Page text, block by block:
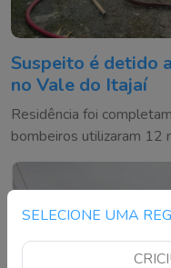
SELECIONE UMA
Suspeito é detido
no Vale do Itajaí
Residência foi
bombeiros utilizaram 12
fogo